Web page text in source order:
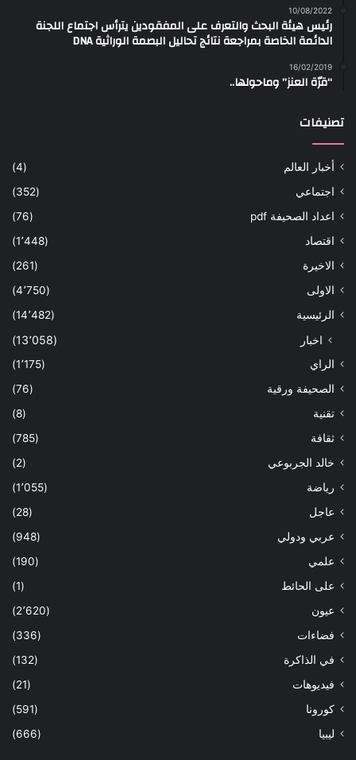
10/08/2022
رئيس هيئة البحث والتعرف على المفقودين يترأس اجتماع اللجنة
الدائمة الخاصة بمراجعة نتائج تحاليل البصمة الوراثية DNA
16/02/2019
“قرّة العنز” وماحولها..
تصنيفات
أخبار العالم
(4)
اجتماعي
(352)
اعداد الصحيفة pdf
(76)
اقتصاد
(1٬448)
الاخيرة
(261)
الاولى
(4٬750)
الرئيسية
(14٬482)
اخبار (13٬058)
الراي
(1٬175)
الصحيفة ورقية
(76)
تقنية
(8)
ثقافة
(785)
خالد الجربوعي
(2)
رياضة
(1٬055)
عاجل
(28)
عربي ودولي
(948)
علمي
(190)
على الحائط
(1)
عيون
(2٬620)
فضاءات
(336)
في الذاكرة
(132)
فيديوهات
(21)
كورونا
(591)
ليبيا
(666)